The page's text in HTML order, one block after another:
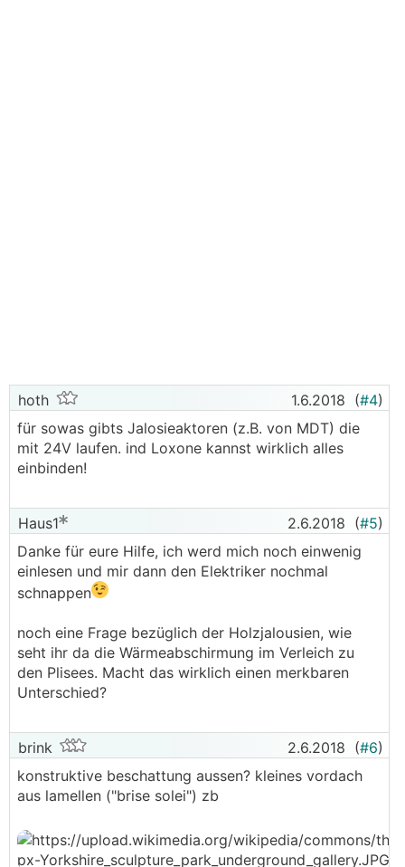
hoth 1.6.2018 (#4)
für sowas gibts Jalosieaktoren (z.B. von MDT) die
mit 24V laufen. ind Loxone kannst wirklich alles
einbinden!
Haus1 2.6.2018 (#5)
Danke für eure Hilfe, ich werd mich noch einwenig
einlesen und mir dann den Elektriker nochmal
schnappen
noch eine Frage bezüglich der Holzjalousien, wie
seht ihr da die Wärmeabschirmung im Verleich zu
den Plisees. Macht das wirklich einen merkbaren
Unterschied?
brink 2.6.2018 (#6)
konstruktive beschattung aussen? kleines vordach
aus lamellen ("brise solei") zb